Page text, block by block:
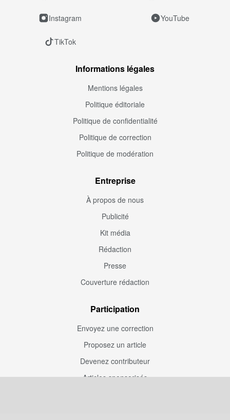
Instagram YouTube
TikTok
Informations légales
Mentions légales
Politique éditoriale
Politique de confidentialité
Politique de correction
Politique de modération
Entreprise
À propos de nous
Publicité
Kit média
Rédaction
Presse
Couverture rédaction
Participation
Envoyez une correction
Proposez un article
Devenez contributeur
Articles sponsorisés